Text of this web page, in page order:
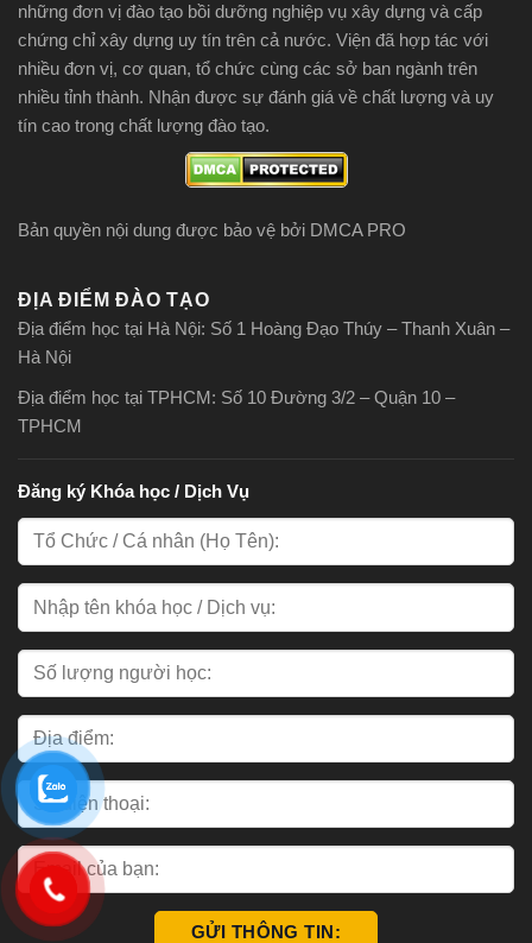
những đơn vị đào tạo bồi dưỡng nghiệp vụ xây dựng và cấp
chứng chỉ xây dựng uy tín trên cả nước. Viện đã hợp tác với
nhiều đơn vị, cơ quan, tổ chức cùng các sở ban ngành trên
nhiều tỉnh thành. Nhận được sự đánh giá về chất lượng và uy
tín cao trong chất lượng đào tạo.
Bản quyền nội dung được bảo vệ bởi DMCA PRO
ĐỊA ĐIỂM ĐÀO TẠO
Địa điểm học tại Hà Nội: Số 1 Hoàng Đạo Thúy – Thanh Xuân –
Hà Nội
Địa điểm học tại TPHCM: Số 10 Đường 3/2 – Quận 10 –
TPHCM
Đăng ký Khóa học / Dịch Vụ